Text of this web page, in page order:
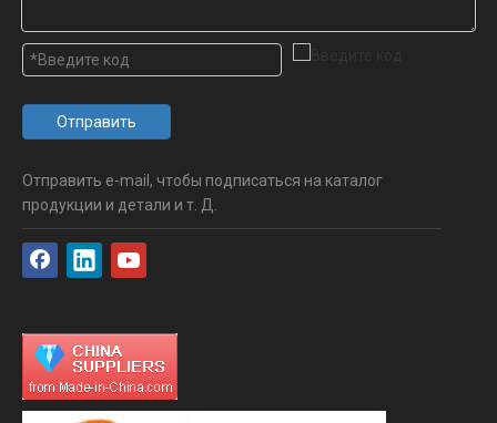
Отправить
Отправить e-mail, чтобы подписаться на каталог
продукции и детали и т. Д.